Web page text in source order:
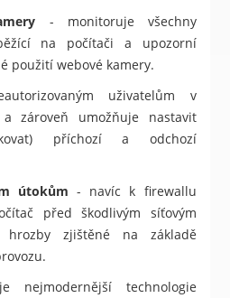
- monitoruje všechny
na počítači a upozorní
použití webové kamery.
uživatelům v
zároveň umožňuje nastavit
příchozí a odchozí
útokům - navíc k firewallu
před škodlivým síťovým
zjištěné na základě
nejmodernější technologie